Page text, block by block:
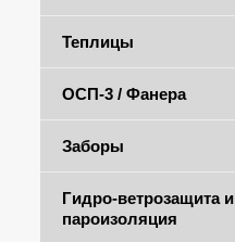
Теплицы
ОСП-3 / Фанера
Заборы
Гидро-ветрозащита и
пароизоляция